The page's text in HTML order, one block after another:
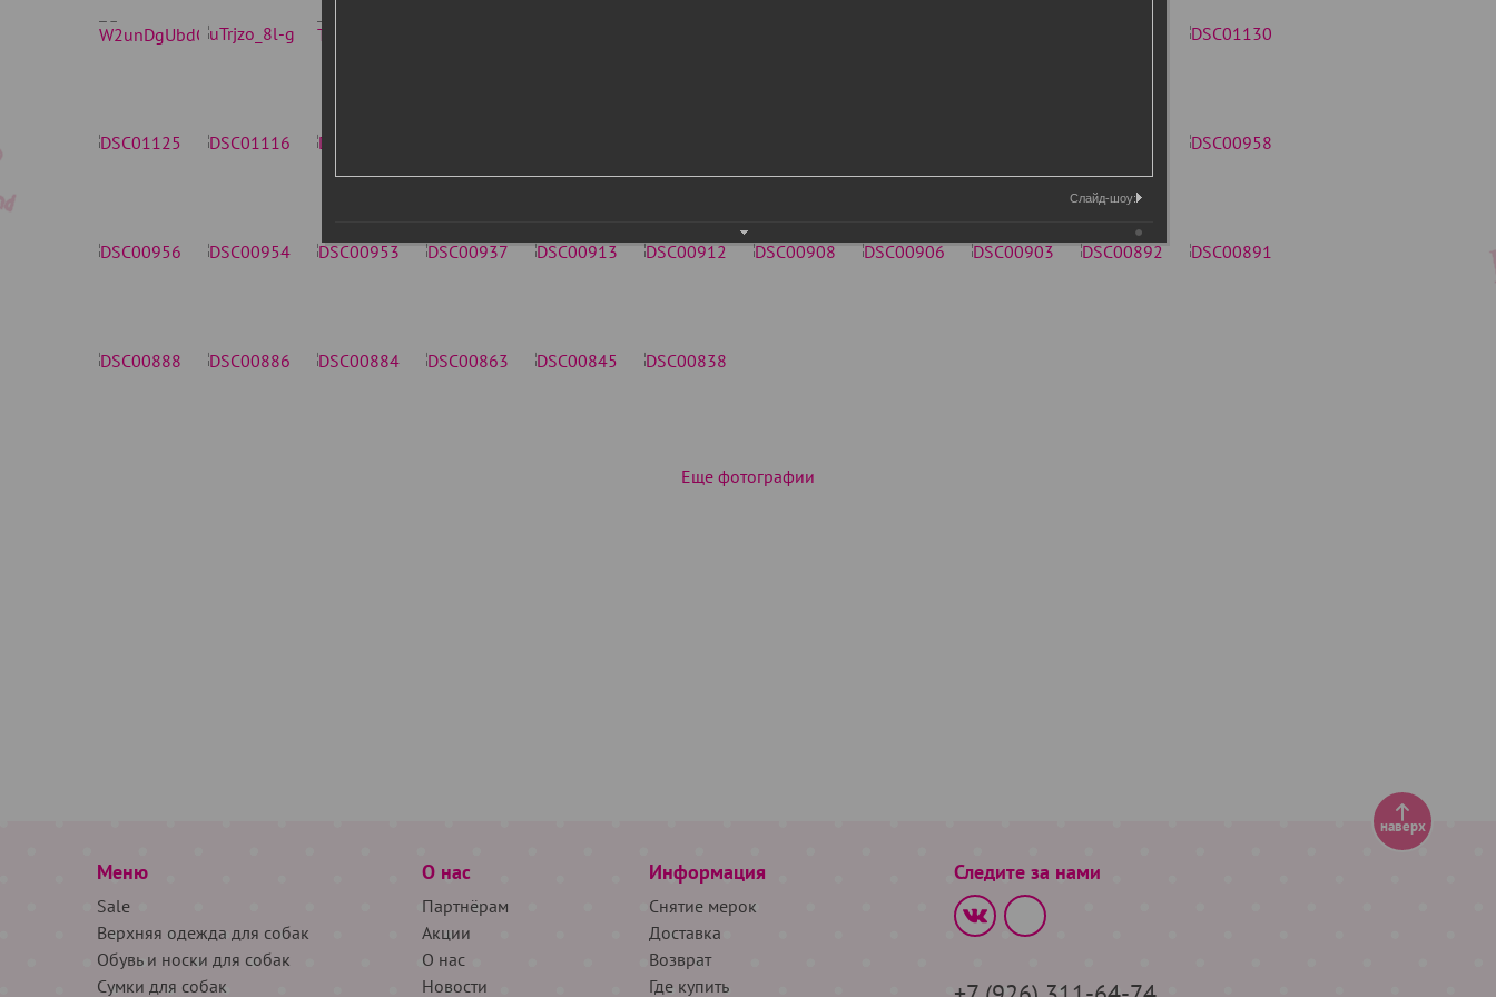
Еще фотографии
Меню
Sale
Верхняя одежда для собак
Обувь и носки для собак
Сумки для собак
О нас
Партнёрам
Акции
О нас
Новости
Информация
Снятие мерок
Доставка
Возврат
Где купить
Следите за нами
наверх
Слайд-шоу: